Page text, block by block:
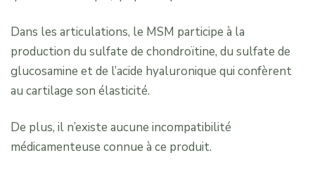
Dans les articulations, le MSM participe à la
production du sulfate de chondroïtine, du sulfate de
glucosamine et de l’acide hyaluronique qui confèrent
au cartilage son élasticité.
De plus, il n’existe aucune incompatibilité
médicamenteuse connue à ce produit.